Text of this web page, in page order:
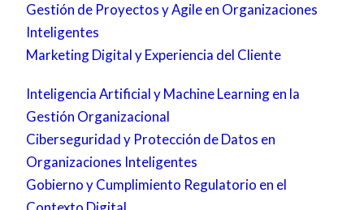
Gestión de Proyectos y Agile en Organizaciones
Inteligentes
Marketing Digital y Experiencia del Cliente
Inteligencia Artificial y Machine Learning en la
Gestión Organizacional
Ciberseguridad y Protección de Datos en
Organizaciones Inteligentes
Gobierno y Cumplimiento Regulatorio en el